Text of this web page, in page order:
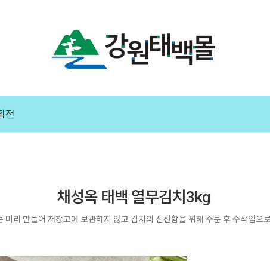
전
채성옥 태백 열무김치3kg
미리 만들어 저장고에 보관하지 않고 김치의 신선함을 위해 주문 후 수작업으